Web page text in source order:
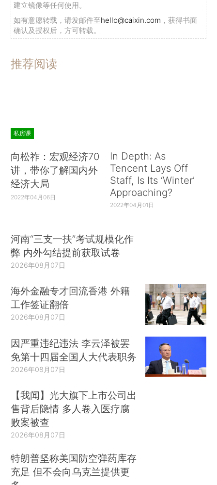
建立镜像等任何使用。
如有意愿转载，请发邮件至hello@caixin.com ，获得书面
确认及授权后，方可转载。
推荐阅读
私房课
向松祚：宏观经济70
讲，带你了解国内外
经济大局
2022年04月06日
In Depth: As
Tencent Lays Off
Staff, Is Its ‘Winter’
Approaching?
2022年04月01日
河南“三支一扶”考试规模化作
弊 内外勾结提前获取试卷
2026年08月07日
海外金融专才回流香港 外籍
工作签证翻倍
2026年08月07日
因严重违纪违法 李云泽被罢
免第十四届全国人大代表职务
2026年08月07日
【我闻】光大旗下上市公司出
售背后隐情 多人卷入医疗腐
败案被查
2026年08月07日
特朗普坚称美国防空弹药库存
充足 但不会向乌克兰提供更